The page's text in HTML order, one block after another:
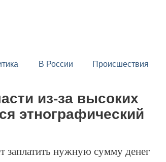
В России Происшествия
из-за высоких
этнографический
заплатить нужную сумму денег